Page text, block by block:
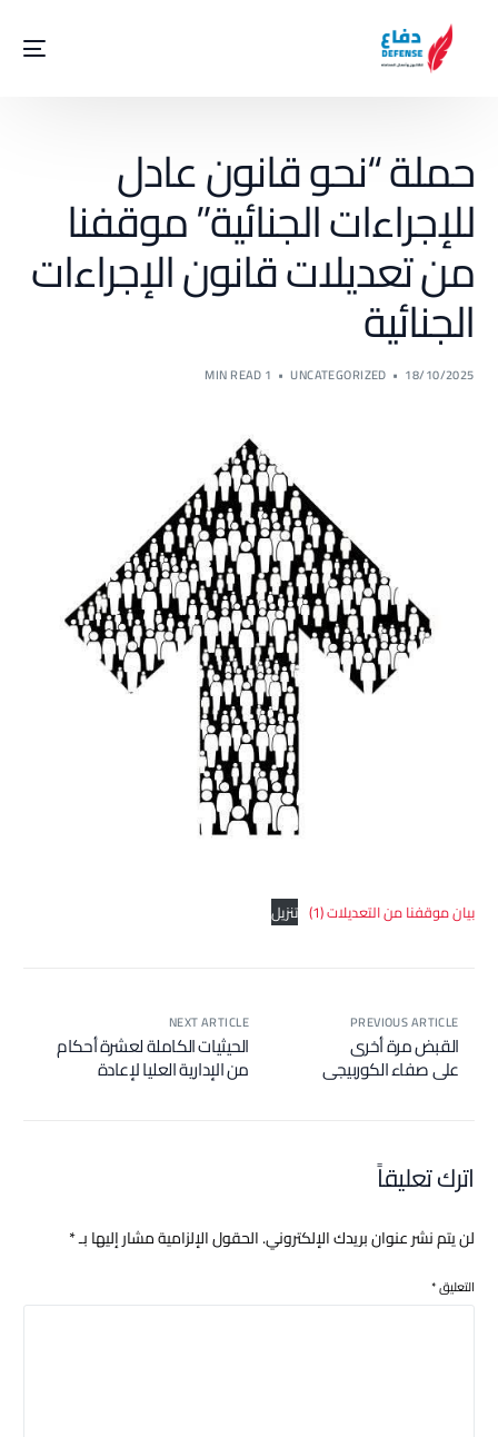
حملة “نحو قانون عادل
للإجراءات الجنائية” موقفنا
من تعديلات قانون الإجراءات
الجنائية
18/10/2025
UNCATEGORIZED
1 MIN READ
بيان موقفنا من التعديلات (1) تنزيل
PREVIOUS ARTICLE
القبض مرة أخرى
على صفاء الكوربيجى
NEXT ARTICLE
الحيثيات الكاملة لعشرة أحكام
من الإدارية العليا لإعادة
الانتخابات النيابية.
اترك تعليقاً
لن يتم نشر عنوان بريدك الإلكتروني.الحقول الإلزامية مشار إليها بـ*
التعليق*